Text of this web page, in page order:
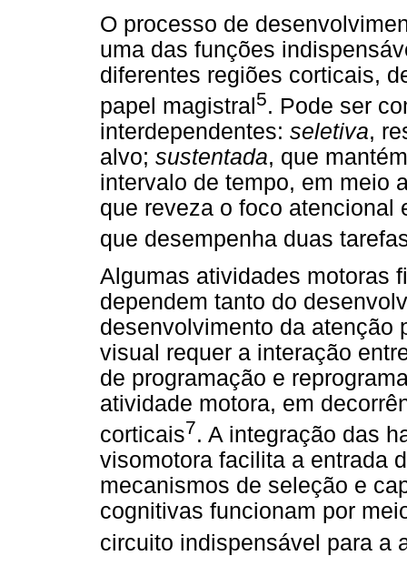
O processo de
uma das funções
diferentes regiões corticais,
papel magistral5. Pode ser
interdependentes: seletiva,
alvo; sustentada, que
intervalo de tempo, em meio
que reveza o foco
que desempenha duas
Algumas atividades motoras
dependem tanto do
desenvolvimento da atenção
visual requer a interação
de programação e
atividade motora, em
corticais7. A integração das
visomotora facilita a entrada
mecanismos de seleção e
cognitivas funcionam por
circuito indispensável para a